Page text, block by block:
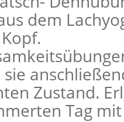
dem
Zustand.
Tag